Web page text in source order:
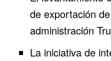
de exportación de
administración
La iniciativa de